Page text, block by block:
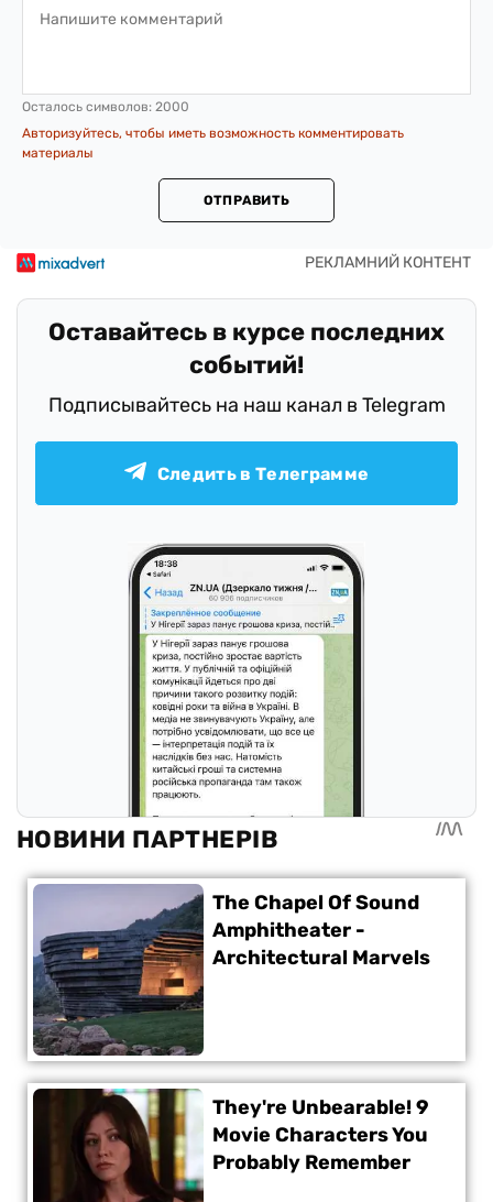
Осталось символов: 2000
Авторизуйтесь, чтобы иметь возможность комментировать
материалы
ОТПРАВИТЬ
Оставайтесь в курсе последних
событий!
Подписывайтесь на наш канал в Telegram
Следить в Телеграмме